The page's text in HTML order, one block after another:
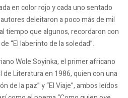
en color rojo y cada uno sentado
deleitaron a poco más de mil
tiempo que algunos, recordaron con
“El laberinto de la soledad”.
Wole Soyinka, el primer africano
Literatura en 1986, quien con una
de la paz” y “El Viaje”, ambos leídos